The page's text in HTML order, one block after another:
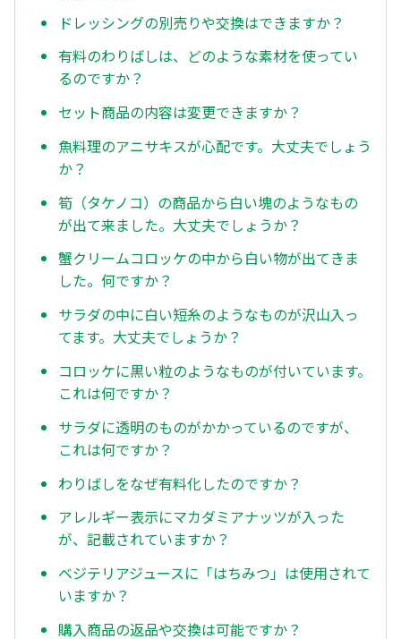
ドレッシングの別売りや交換はできますか？
有料のわりばしは、どのような素材を使ってい
るのですか？
セット商品の内容は変更できますか？
魚料理のアニサキスが心配です。大丈夫でしょう
か？
筍（タケノコ）の商品から白い塊のようなもの
が出て来ました。大丈夫でしょうか？
蟹クリームコロッケの中から白い物が出てきま
した。何ですか？
サラダの中に白い短糸のようなものが沢山入っ
てます。大丈夫でしょうか？
コロッケに黒い粒のようなものが付いています。
これは何ですか？
サラダに透明のものがかかっているのですが、
これは何ですか？
わりばしをなぜ有料化したのですか？
アレルギー表示にマカダミアナッツが入った
が、記載されていますか？
ベジテリアジュースに「はちみつ」は使用されて
いますか？
購入商品の返品や交換は可能ですか？